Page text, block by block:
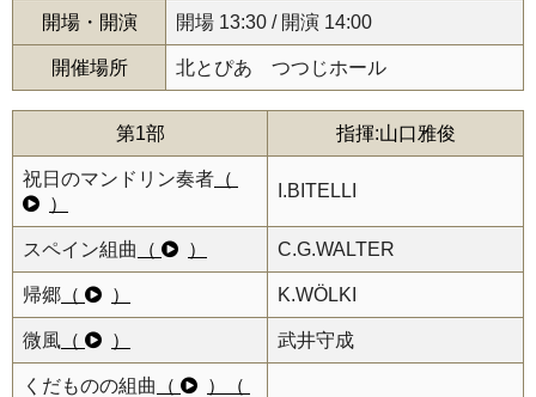
開場・開演 開場 13:30 / 開演 14:00
開催場所 北とぴあ つつじホール
第1部 指揮:山口雅俊
祝日のマンドリン奏者 （
）
I.BITELLI
スペイン組曲 （ ） C.G.WALTER
帰郷 （ ） K.WÖLKI
微風 （ ） 武井守成
くだものの組曲 （ ）
（